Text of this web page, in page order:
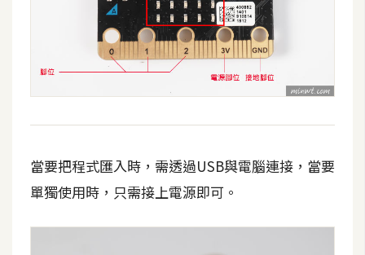
o
m
e
r
e
當要把程式匯入時，需透過USB與電腦連接，當要
單獨使用時，只需接上電源即可。